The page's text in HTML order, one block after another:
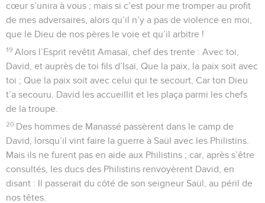
cœur s’unira à vous ; mais si c’est pour me tromper au profit
de mes adversaires, alors qu’il n’y a pas de violence en moi,
que le Dieu de nos pères le voie et qu’il arbitre !
19 Alors l’Esprit revêtit Amasaï, chef des trente : Avec toi,
David, et auprès de toi fils d’Isaï, Que la paix, la paix soit avec
toi ; Que la paix soit avec celui qui te secourt, Car ton Dieu
t’a secouru. David les accueillit et les plaça parmi les chefs
de la troupe.
20 Des hommes de Manassé passèrent dans le camp de
David, lorsqu’il vint faire la guerre à Saül avec les Philistins.
Mais ils ne furent pas en aide aux Philistins ; car, après s’être
consultés, les ducs des Philistins renvoyèrent David, en
disant : Il passerait du côté de son seigneur Saül, au péril de
nos têtes.